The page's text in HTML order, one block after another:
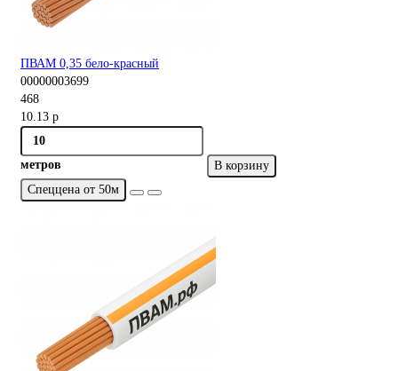
ПВАМ 0,35 бело-красный
00000003699
468
10.13 р
метров
В корзину
Спеццена от 50м